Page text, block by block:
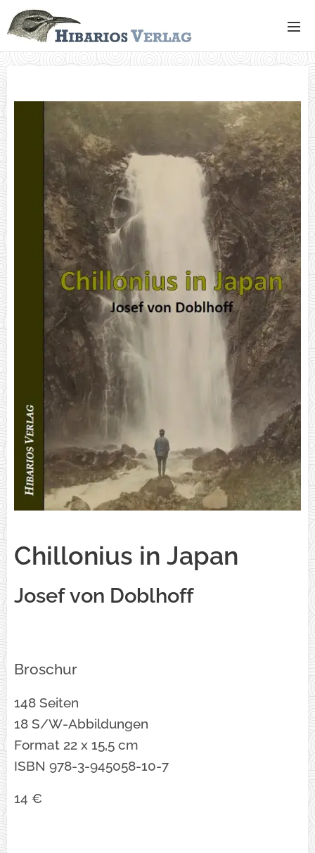
Chillonius in Japan
Josef von Doblhoff
Broschur
148 Seiten
18 S/W-Abbildungen
Format 22 x 15,5 cm
ISBN 978-3-945058-10-7
14 €